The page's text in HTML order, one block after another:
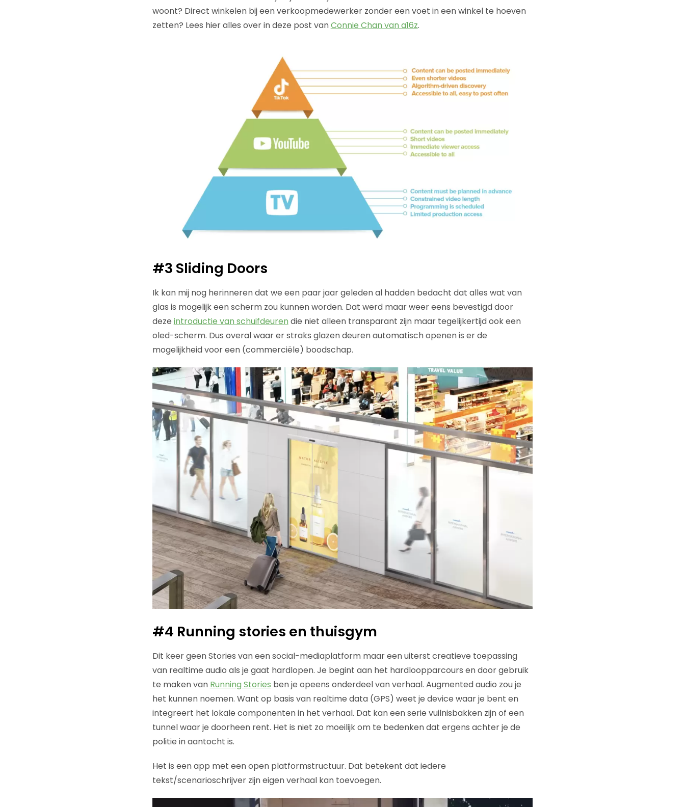
woont? Direct winkelen bij een verkoopmedewerker zonder een voet in een winkel te hoeven
zetten? Lees hier alles over in deze post vanConnie Chan van a16z.
#3 Sliding Doors
Ik kan mij nog herinneren dat we een paar jaar geleden al hadden bedacht dat alles wat van
glas is mogelijk een scherm zou kunnen worden. Dat werd maar weer eens bevestigd door
deze introductie van schuifdeuren die niet alleen transparant zijn maar tegelijkertijd ook een
oled-scherm. Dus overal waar er straks glazen deuren automatisch openen is er de
mogelijkheid voor een (commerciële) boodschap.
#4 Running stories en thuisgym
Dit keer geen Stories van een social-mediaplatform maar een uiterst creatieve toepassing
van realtime audio als je gaat hardlopen. Je begint aan het hardloopparcours en door gebruik
te maken van Running Stories ben je opeens onderdeel van verhaal. Augmented audio zou je
het kunnen noemen. Want op basis van realtime data (GPS) weet je device waar je bent en
integreert het lokale componenten in het verhaal. Dat kan een serie vuilnisbakken zijn of een
tunnel waar je doorheen rent. Het is niet zo moeilijk om te bedenken dat ergens achter je de
politie in aantocht is.
Het is een app met een open platformstructuur. Dat betekent dat iedere
tekst/scenarioschrijver zijn eigen verhaal kan toevoegen.